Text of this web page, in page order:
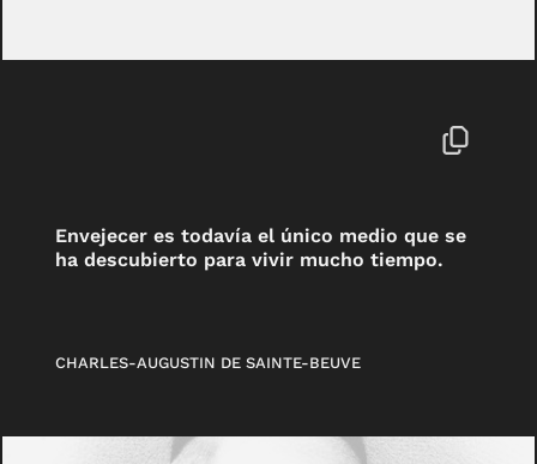
Envejecer es todavía el único medio que se
ha descubierto para vivir mucho tiempo.
CHARLES-AUGUSTIN DE SAINTE-BEUVE